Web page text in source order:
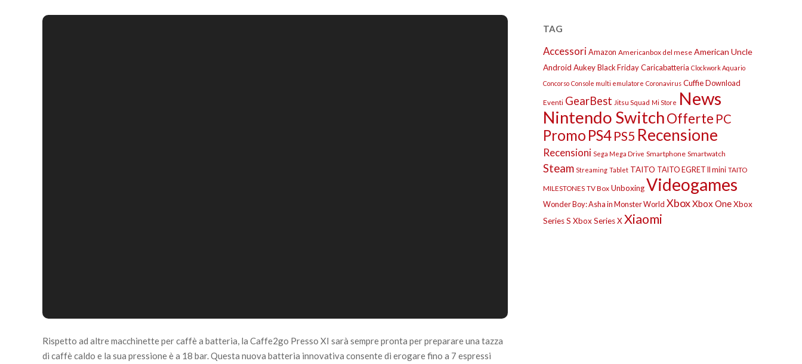
Rispetto ad altre macchinette per caffè a batteria, la Caffe2go Presso XI sarà sempre pronta per preparare una tazza
di caffè caldo e la sua pressione è a 18 bar. Questa nuova batteria innovativa consente di erogare fino a 7 espressi
TAG
AccessoriAmazon Americanbox del mese American Uncle
Android AukeyBlack FridayCaricabatteria Clockwork Aquario
Concorso Console multi emulatore Coronavirus CuffieDownload
Eventi GearBest Jitsu Squad Mi Store News
Nintendo SwitchOfferte PC
Promo PS4PS5 Recensione
Recensioni Sega Mega Drive Smartphone Smartwatch
Steam Streaming Tablet TAITO TAITO EGRET II mini TAITO
MILESTONES TV Box UnboxingVideogames
Wonder Boy: Asha in Monster World XboxXbox OneXbox
Series S Xbox Series XXiaomi